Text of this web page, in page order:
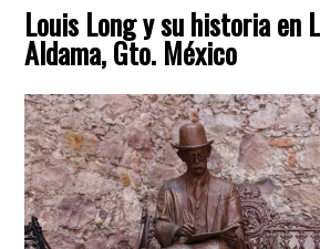
Louis Long y su historia en
Aldama, Gto. México